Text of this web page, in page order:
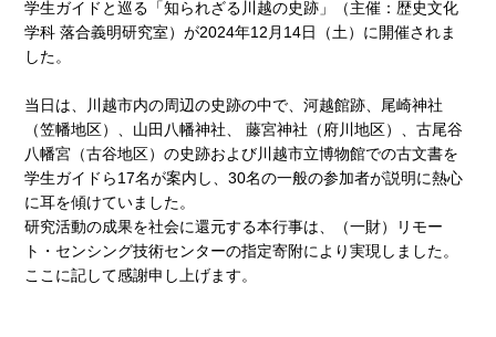
学生ガイドと巡る「知られざる川越の史跡」（主催：歴史文化
学科 落合義明研究室）が2024年12月14日（土）に開催されま
した。
当日は、川越市内の周辺の史跡の中で、河越館跡、尾崎神社
（笠幡地区）、山田八幡神社、 藤宮神社（府川地区）、古尾谷
八幡宮（古谷地区）の史跡および川越市立博物館での古文書を
学生ガイドら17名が案内し、30名の一般の参加者が説明に熱心
に耳を傾けていました。
研究活動の成果を社会に還元する本行事は、（一財）リモー
ト・センシング技術センターの指定寄附により実現しました。
ここに記して感謝申し上げます。